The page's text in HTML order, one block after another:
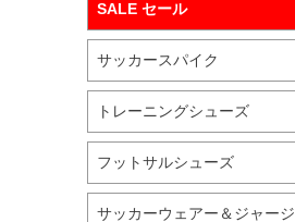
SALE セール
サッカースパイク
トレーニングシューズ
フットサルシューズ
サッカーウェアー＆ジャージ